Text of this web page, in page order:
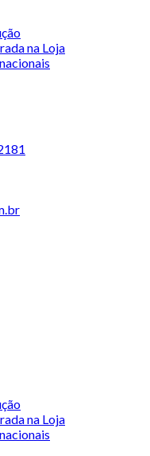
na Loja
na Loja